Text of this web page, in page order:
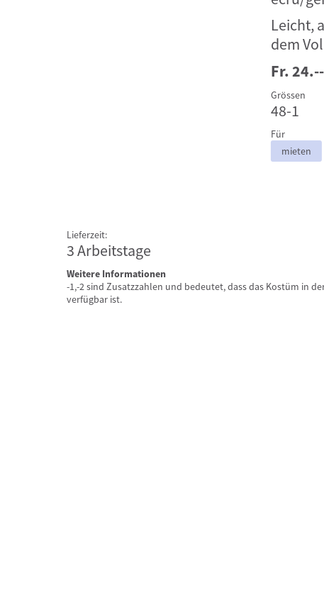
Leicht,
dem
Fr. 24.--
Grössen
48-1
Für
mieten
Lieferzeit:
3 Arbeitstage
Weitere Informationen
-1,-2 sind Zusatzzahlen und bedeutet, dass das Kostüm in
verfügbar ist.